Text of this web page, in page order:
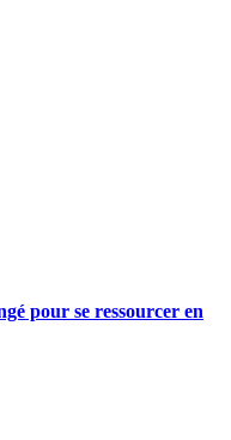
pour se ressourcer en